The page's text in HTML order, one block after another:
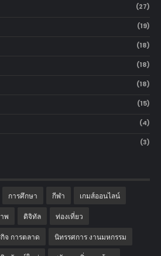
(27)
(19)
(18)
(18)
(18)
(15)
(4)
(3)
การศึกษา กีฬา เกมส์ออนไลน์
พ ดิจิทัล ท่องเที่ยว
จ การตลาด นิทรรศการ งานมหกรรม